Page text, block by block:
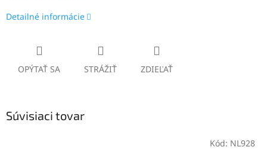
Detailné informácie
OPÝTAŤ SA STRÁŽIŤ ZDIEĽAŤ
Súvisiaci tovar
Kód: NL928